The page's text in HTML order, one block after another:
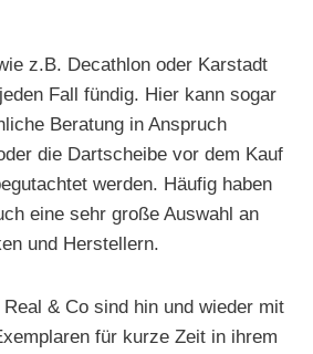
z.B. Decathlon oder Karstadt
Fall fündig. Hier kann sogar
Beratung in Anspruch
die Dartscheibe vor dem Kauf
werden. Häufig haben
eine sehr große Auswahl an
und Herstellern.
& Co sind hin und wieder mit
für kurze Zeit in ihrem